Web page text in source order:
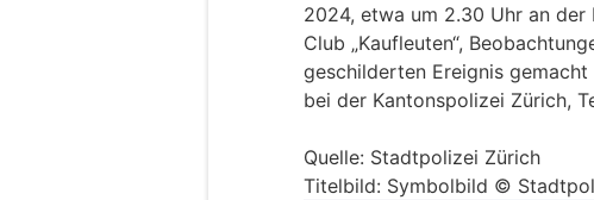
2024, etwa um 2.30 Uhr an der
Club „Kaufleuten“,
geschilderten Ereignis
bei der Kantonspolizei Zürich,
Quelle: Stadtpolizei Zürich
Titelbild: Symbolbild ©